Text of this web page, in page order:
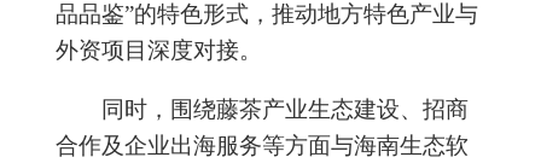
品品鉴”的特色形式，推动地方特色产业与
外资项目深度对接。
同时， 围绕藤茶产业生态建设、招商
合作及企业出海服务等方面与海南生态软